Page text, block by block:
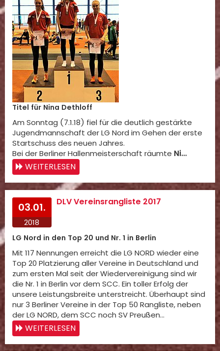
Titel für Nina Dethloff
Am Sonntag (7.1.18) fiel für die deutlich gestärkte
Jugendmannschaft der LG Nord im Gehen der erste
Startschuss des neuen Jahres.
Bei der Berliner Hallenmeisterschaft räumte Ni…
WEITERLESEN
03.01.
2018
DLV Vereinsrangliste 2017
LG Nord in den Top 20 und Nr. 1 in Berlin
Mit 117 Nennungen erreicht die LG NORD wieder eine
Top 20 Platzierung aller Vereine in Deutschland und
zum ersten Mal seit der Wiedervereinigung sind wir
die Nr. 1 in Berlin vor dem SCC. Ein toller Erfolg der
unsere Leistungsbreite unterstreicht. Überhaupt sind
nur 3 Berliner Vereine in der Top 50 Rangliste, neben
der LG NORD, dem SCC noch SV Preußen…
WEITERLESEN